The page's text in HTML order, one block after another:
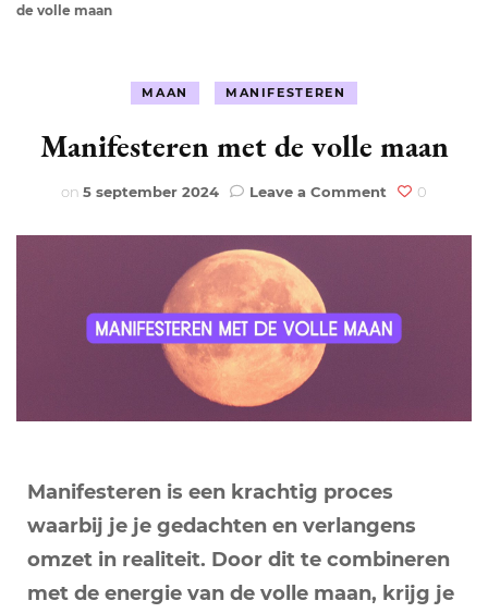
de volle maan
MAAN MANIFESTEREN
Manifesteren met de volle maan
on 5 september 2024 Leave a Comment on
met
0
Manifesteren is een krachtig proces
waarbij je je gedachten en verlangens
omzet in realiteit. Door dit te combineren
met de energie van de volle maan, krijg je